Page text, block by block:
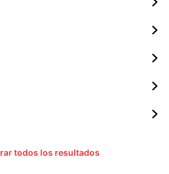
todos los resultados